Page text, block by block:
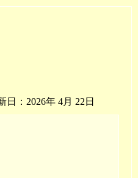
日：2026年 4月 22日